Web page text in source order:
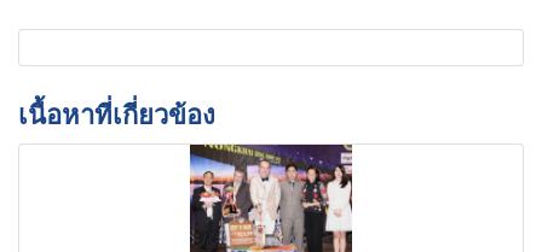
เนื้อหาที่เกี่ยวข้อง